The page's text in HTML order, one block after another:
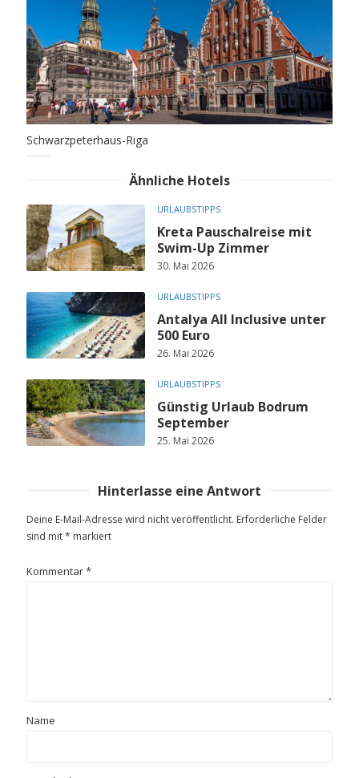
Schwarzpeterhaus-Riga
Ähnliche Hotels
URLAUBSTIPPS
Kreta Pauschalreise mit
Swim-Up Zimmer
30. Mai 2026
URLAUBSTIPPS
Antalya All Inclusive unter
500 Euro
26. Mai 2026
URLAUBSTIPPS
Günstig Urlaub Bodrum
September
25. Mai 2026
Hinterlasse eine Antwort
Deine E-Mail-Adresse wird nicht veröffentlicht. Erforderliche Felder
sind mit* markiert
Kommentar*
Name